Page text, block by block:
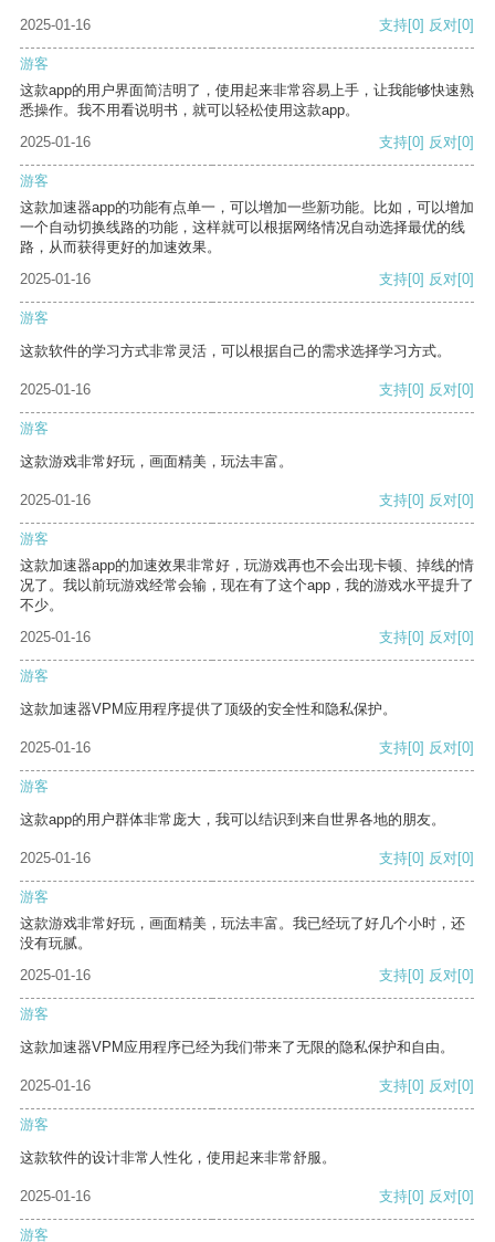
2025-01-16 支持[0] 反对[0]
游客
这款app的用户界面简洁明了，使用起来非常容易上手，让我能够快速熟
悉操作。我不用看说明书，就可以轻松使用这款app。
2025-01-16
支持[0] 反对[0]
游客
这款加速器app的功能有点单一，可以增加一些新功能。比如，可以增加
一个自动切换线路的功能，这样就可以根据网络情况自动选择最优的线
路，从而获得更好的加速效果。
2025-01-16
支持[0] 反对[0]
游客
这款软件的学习方式非常灵活，可以根据自己的需求选择学习方式。
2025-01-16 支持[0] 反对[0]
游客
这款游戏非常好玩，画面精美，玩法丰富。
2025-01-16 支持[0] 反对[0]
游客
这款加速器app的加速效果非常好，玩游戏再也不会出现卡顿、掉线的情
况了。我以前玩游戏经常会输，现在有了这个app，我的游戏水平提升了
不少。
2025-01-16
支持[0] 反对[0]
游客
这款加速器VPM应用程序提供了顶级的安全性和隐私保护。
2025-01-16 支持[0] 反对[0]
游客
这款app的用户群体非常庞大，我可以结识到来自世界各地的朋友。
2025-01-16 支持[0] 反对[0]
游客
这款游戏非常好玩，画面精美，玩法丰富。我已经玩了好几个小时，还
没有玩腻。
2025-01-16
支持[0] 反对[0]
游客
这款加速器VPM应用程序已经为我们带来了无限的隐私保护和自由。
2025-01-16 支持[0] 反对[0]
游客
这款软件的设计非常人性化，使用起来非常舒服。
2025-01-16 支持[0] 反对[0]
游客